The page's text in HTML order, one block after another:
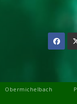
Obermichelbach